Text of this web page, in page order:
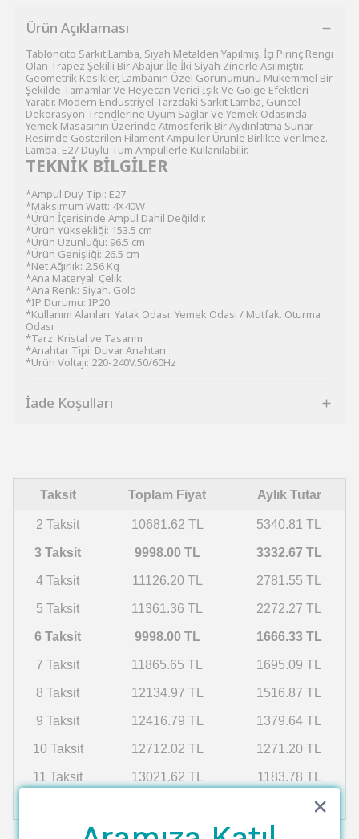
Ürün Açıklaması
Tabloncıto Sarkıt Lamba, Siyah Metalden Yapılmış, İçi Pirinç Rengi
Olan Trapez Şekilli Bir Abajur İle İki Siyah Zincirle Asılmıştır.
Geometrik Kesikler, Lambanın Özel Görünümünü Mükemmel Bir
Şekilde Tamamlar Ve Heyecan Verici Işık Ve Gölge Efektleri
Yaratır. Modern Endüstriyel Tarzdaki Sarkıt Lamba, Güncel
Dekorasyon Trendlerine Uyum Sağlar Ve Yemek Odasında
Yemek Masasının Üzerinde Atmosferik Bir Aydınlatma Sunar.
Resimde Gösterilen Filament Ampuller Ürünle Birlikte Verilmez.
Lamba, E27 Duylu Tüm Ampullerle Kullanılabilir.
TEKNİK BİLGİLER
*Ampul Duy Tipi: E27
*Maksimum Watt: 4X40W
*Ürün İçerisinde Ampul Dahil Değildir.
*Ürün Yüksekliği: 153.5 cm
*Ürün Uzunluğu: 96.5 cm
*Ürün Genişliği: 26.5 cm
*Net Ağırlık: 2.56 Kg
*Ana Materyal: Çelik
*Ana Renk: Siyah. Gold
*IP Durumu: IP20
*Kullanım Alanları: Yatak Odası. Yemek Odası / Mutfak. Oturma
Odası
*Tarz: Kristal ve Tasarım
*Anahtar Tipi: Duvar Anahtarı
*Ürün Voltajı: 220-240V.50/60Hz
İade Koşulları
Taksit Toplam Fiyat Aylık Tutar
2 Taksit 10681.62 TL 5340.81 TL
3 Taksit 9998.00 TL 3332.67 TL
4 Taksit 11126.20 TL 2781.55 TL
5 Taksit 11361.36 TL 2272.27 TL
6 Taksit 9998.00 TL 1666.33 TL
7 Taksit 11865.65 TL 1695.09 TL
8 Taksit 12134.97 TL 1516.87 TL
9 Taksit 12416.79 TL 1379.64 TL
10 Taksit 12712.02 TL 1271.20 TL
11 Taksit 13021.62 TL 1183.78 TL
1112.22 TL